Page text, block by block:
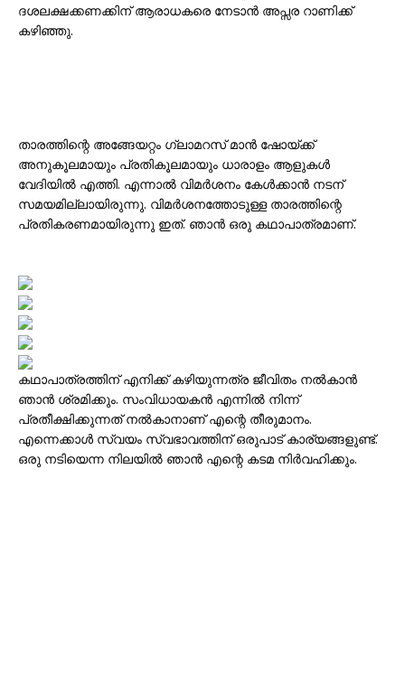
ദശലക്ഷക്കണക്കിന് ആരാധകരെ നേടാൻ അപ്സര റാണിക്ക്
കഴിഞ്ഞു.
താരത്തിന്റെ അങ്ങേയറ്റം ഗ്ലാമറസ് മാൻ ഷോയ്ക്ക്
അനുകൂലമായും പ്രതികൂലമായും ധാരാളം ആളുകൾ
വേദിയിൽ എത്തി. എന്നാൽ വിമർശനം കേൾക്കാൻ നടന്
സമയമില്ലായിരുന്നു. വിമർശനത്തോടുള്ള താരത്തിന്റെ
പ്രതികരണമായിരുന്നു ഇത്. ഞാൻ ഒരു കഥാപാത്രമാണ്.
കഥാപാത്രത്തിന് എനിക്ക് കഴിയുന്നത്ര ജീവിതം നൽകാൻ
ഞാൻ ശ്രമിക്കും. സംവിധായകൻ എന്നിൽ നിന്ന്
പ്രതീക്ഷിക്കുന്നത് നൽകാനാണ് എന്റെ തീരുമാനം.
എന്നെക്കാൾ സ്വയം സ്വഭാവത്തിന് ഒരുപാട് കാര്യങ്ങളുണ്ട്.
ഒരു നടിയെന്ന നിലയിൽ ഞാൻ എന്റെ കടമ നിർവഹിക്കും.